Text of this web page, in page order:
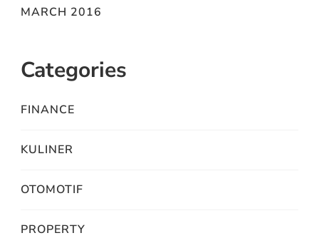
MARCH 2016
Categories
FINANCE
KULINER
OTOMOTIF
PROPERTY